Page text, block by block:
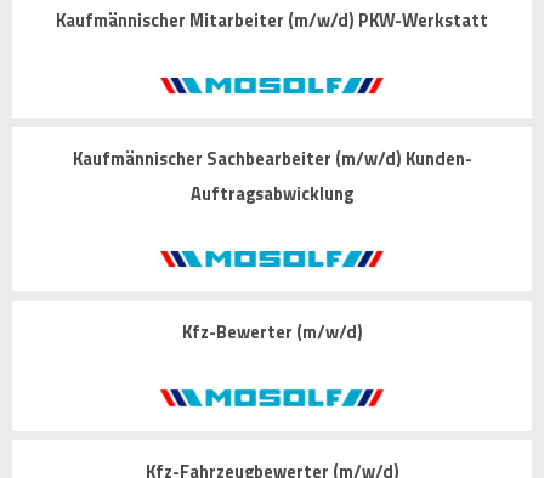
Kaufmännischer Mitarbeiter (m/w/d) PKW-Werkstatt
Kaufmännischer Sachbearbeiter (m/w/d) Kunden-
Auftragsabwicklung
Kfz-Bewerter (m/w/d)
Kfz-Fahrzeugbewerter (m/w/d)